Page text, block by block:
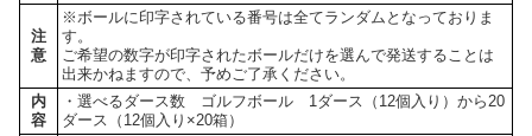
注
意
※ボールに印字されている番号は全てランダムとなっておりま
す。
ご希望の数字が印字されたボールだけを選んで発送することは
出来かねますので、予めご了承ください。
内
容
・選べるダース数 ゴルフボール 1ダース（12個入り）から20
ダース（12個入り×20箱）